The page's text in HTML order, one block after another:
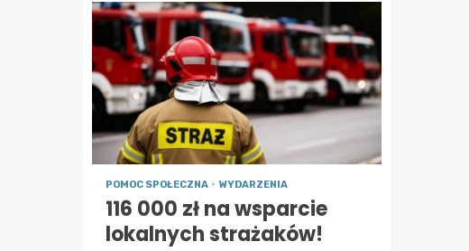
POMOC SPOŁECZNA WYDARZENIA
116 000 zł na wsparcie
lokalnych strażaków!